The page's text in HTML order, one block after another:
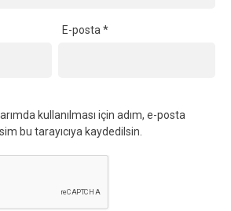
E-posta*
kullanılması için adım, e-posta
bu tarayıcıya kaydedilsin.